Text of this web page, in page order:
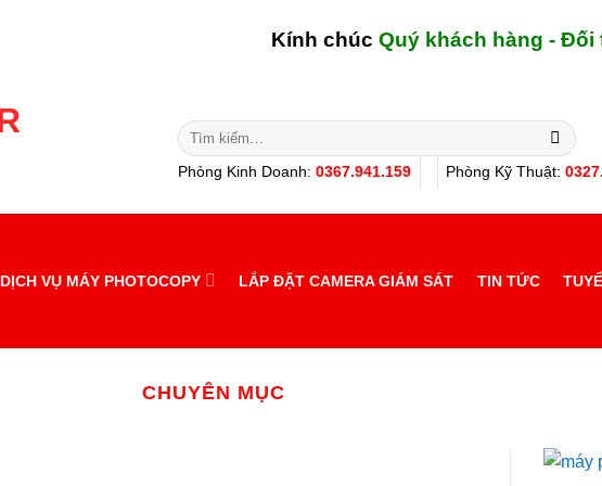
Kính chúcQuý khách hàng - Đối tác
Tìm
kiếm:
Phòng Kinh Doanh: 0367.941.159 Phòng Kỹ Thuật:
DỊCH VỤ MÁY PHOTOCOPY LẮP ĐẶT CAMERA GIÁM SÁT TIN TỨC
CHUYÊN MỤC